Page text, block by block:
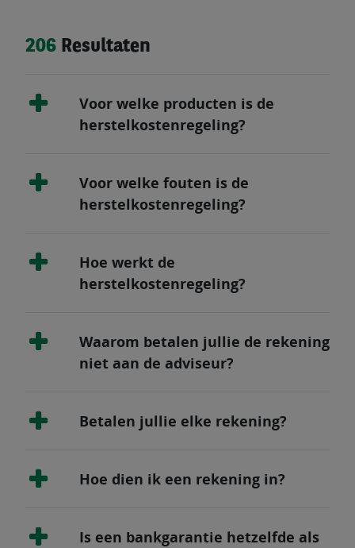
206 Resultaten
Voor welke producten is de
herstelkostenregeling?
Voor welke fouten is de
herstelkostenregeling?
Hoe werkt de
herstelkostenregeling?
Waarom betalen jullie de rekening
niet aan de adviseur?
Betalen jullie elke rekening?
Hoe dien ik een rekening in?
Is een bankgarantie hetzelfde als